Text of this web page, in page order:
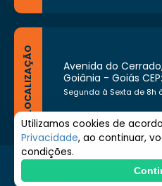
LOCALIZAÇÃO
Avenida do
Goiânia - Goiás
Segunda à Sexta de 8h
© 2026 Prefeitura de Goiânia. Todos
reservados.
Utilizamos cookies de
Privacidade, ao continuar,
condições.